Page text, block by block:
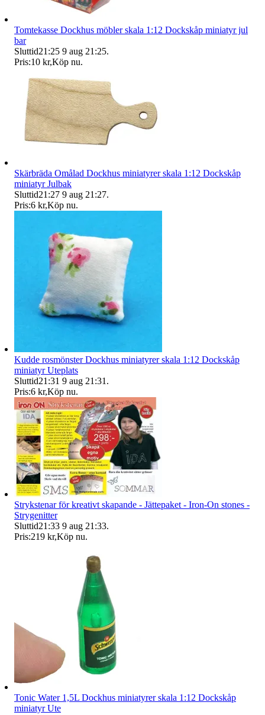
Tomtekasse Dockhus möbler skala 1:12 Dockskåp miniatyr jul
bar
Sluttid21:25 9 aug 21:25.
Pris:10 kr,Köp nu.
Skärbräda Omålad Dockhus miniatyrer skala 1:12 Dockskåp
miniatyr Julbak
Sluttid21:27 9 aug 21:27.
Pris:6 kr,Köp nu.
Kudde rosmönster Dockhus miniatyrer skala 1:12 Dockskåp
miniatyr Uteplats
Sluttid21:31 9 aug 21:31 .
Pris:6 kr,Köp nu.
Strykstenar för kreativt skapande - Jättepaket - Iron-On stones -
Strygenitter
Sluttid21:33 9 aug 21:33.
Pris:219 kr,Köp nu.
Tonic Water 1,5L Dockhus miniatyrer skala 1:12 Dockskåp
miniatyr Ute